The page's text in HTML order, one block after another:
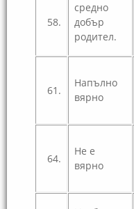
58.
средно
добър
родител.
61.
Напълно
вярно
64.
Не е
вярно